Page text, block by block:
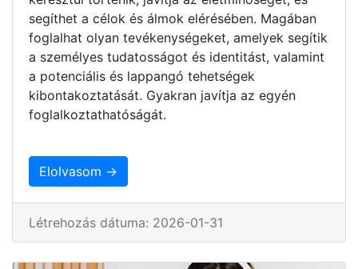
segíthet a célok és álmok elérésében. Magában
foglalhat olyan tevékenységeket, amelyek segítik
a személyes tudatosságot és identitást, valamint
a potenciális és lappangó tehetségek
kibontakoztatását. Gyakran javítja az egyén
foglalkoztathatóságát.
Elolvasom →
Létrehozás dátuma: 2026-01-31